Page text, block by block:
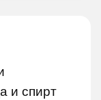
и спирт